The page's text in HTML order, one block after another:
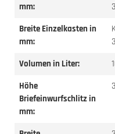
mm:
Breite Einzelkasten in
mm:
Volumen in Liter:
Höhe
Briefeinwurfschlitz in
mm: